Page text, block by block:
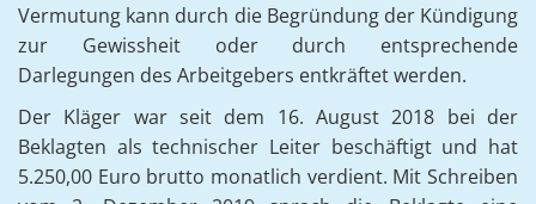
Vermutung kann durch die Begründung der Kündigung
zur Gewissheit oder durch entsprechende
Darlegungen des Arbeitgebers entkräftet werden.
Der Kläger war seit dem 16. August 2018 bei der
Beklagten als technischer Leiter beschäftigt und hat
5.250,00 Euro brutto monatlich verdient. Mit Schreiben